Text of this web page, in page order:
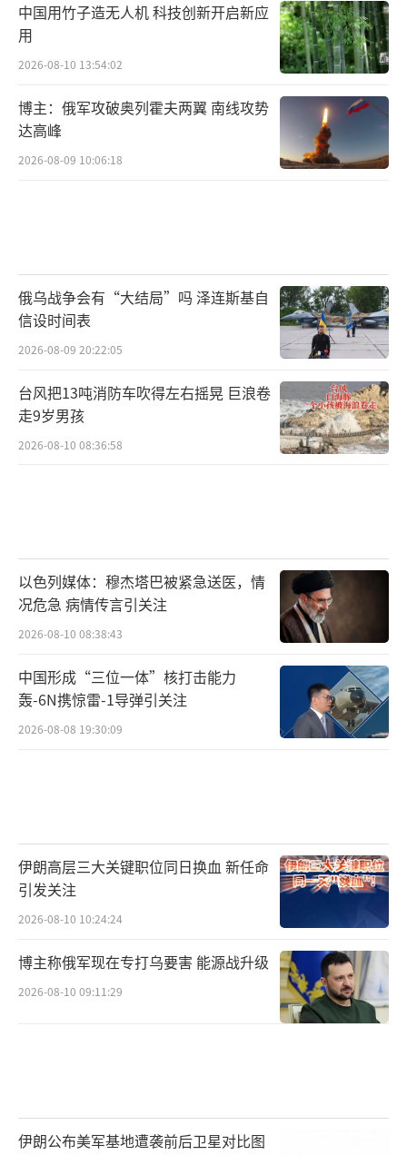
中国用竹子造无人机 科技创新开启新应
用
2026-08-10 13:54:02
博主：俄军攻破奥列霍夫两翼 南线攻势
达高峰
2026-08-09 10:06:18
俄乌战争会有“大结局”吗 泽连斯基自
信设时间表
2026-08-09 20:22:05
台风把13吨消防车吹得左右摇晃 巨浪卷
走9岁男孩
2026-08-10 08:36:58
以色列媒体：穆杰塔巴被紧急送医，情
况危急 病情传言引关注
2026-08-10 08:38:43
中国形成“三位一体”核打击能力
轰-6N携惊雷-1导弹引关注
2026-08-08 19:30:09
伊朗高层三大关键职位同日换血 新任命
引发关注
2026-08-10 10:24:24
博主称俄军现在专打乌要害 能源战升级
2026-08-10 09:11:29
伊朗公布美军基地遭袭前后卫星对比图